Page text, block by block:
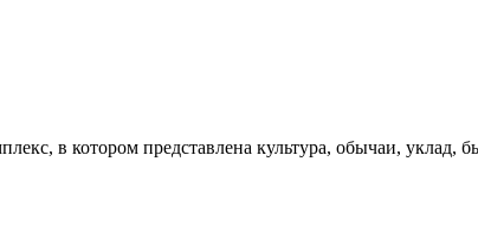
в котором представлена культура, обычаи, уклад,